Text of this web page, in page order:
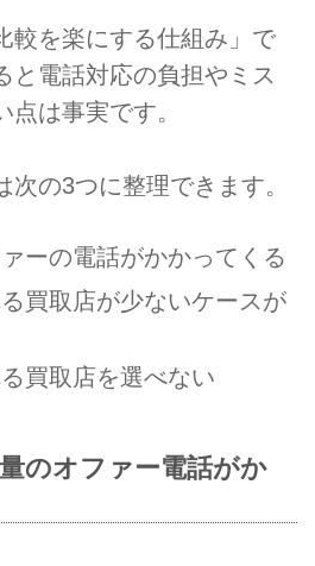
較を楽にする仕組み」で
と電話対応の負担やミス
は事実です。
次の3つに整理できます。
ーの電話がかかってくる
買取店が少ないケースが
買取店を選べない
のオファー電話がか